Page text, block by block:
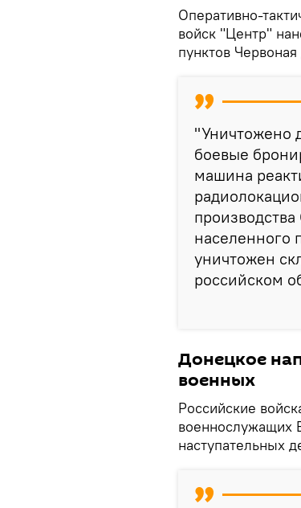
Оперативно-
войск "Центр"
пунктов
"Уничтожено
боевые
машина
населенного
уничтожен
российском
Донецкое
военных
Российские
военнослужащих
наступательных